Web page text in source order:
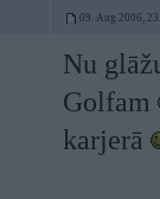
09. Aug 2006,
Nu
Golfam
karjerā